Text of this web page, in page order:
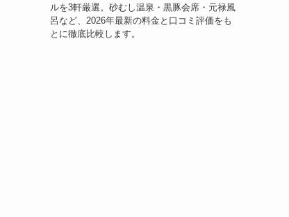
ルを3軒厳選。砂むし温泉・黒豚会席・元禄風
呂など、2026年最新の料金と口コミ評価をも
とに徹底比較します。